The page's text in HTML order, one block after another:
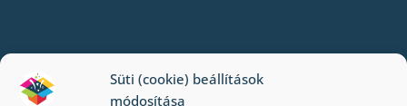
Süti (cookie) beállítások
módosítása
RÓLUNK